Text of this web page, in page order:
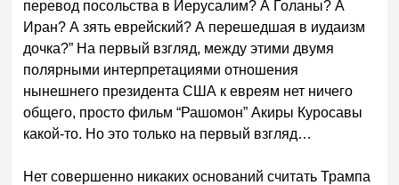
перевод посольства в Иерусалим? А Голаны? А
Иран? А зять еврейский? А перешедшая в иудаизм
дочка?” На первый взгляд, между этими двумя
полярными интерпретациями отношения
нынешнего президента США к евреям нет ничего
общего, просто фильм “Рашомон” Акиры Куросавы
какой-то. Но это только на первый взгляд…
Нет совершенно никаких оснований считать Трампа